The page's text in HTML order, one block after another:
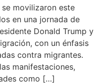
movilizaron este
en una jornada de
Donald Trump y
con un énfasis
contra migrantes.
manifestaciones,
como […]